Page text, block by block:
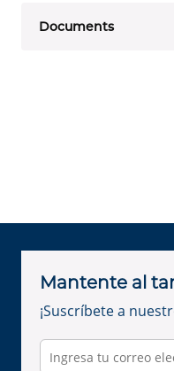
Documents
Mantente al
¡Suscríbete a